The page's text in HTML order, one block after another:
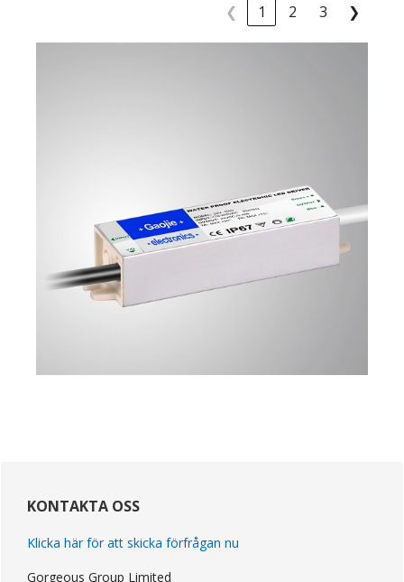
❮ 1 2 3 ❯
Sidebar
KONTAKTA OSS
Klicka här för att skicka förfrågan nu
Gorgeous Group Limited